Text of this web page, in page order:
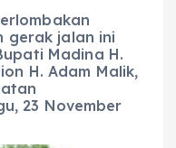
gerak jalan ini
Madina H.
H. Adam Malik,
23 November